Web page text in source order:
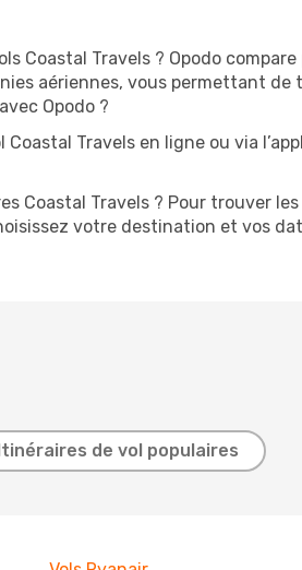
Coastal Travels ? Opodo
aériennes, vous permettant
Opodo ?
Travels en ligne ou via
Coastal Travels ? Pour trouver
votre destination et vos
de vol populaires